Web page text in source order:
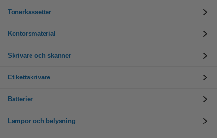
Tonerkassetter
Kontorsmaterial
Skrivare och skanner
Etikettskrivare
Batterier
Lampor och belysning